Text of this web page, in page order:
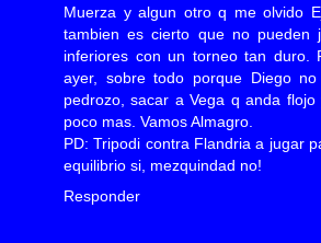
Muerza y algun otro q me olvido
tambien es cierto que no pueden
inferiores con un torneo tan duro.
ayer, sobre todo porque Diego
pedrozo, sacar a Vega q anda
poco mas. Vamos Almagro.
PD: Tripodi contra Flandria a jugar
equilibrio si, mezquindad no!
Responder